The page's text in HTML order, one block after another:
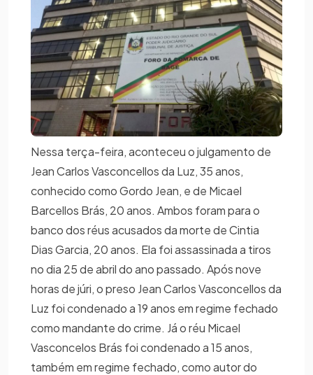
Nessa terça-feira, aconteceu o julgamento de
Jean Carlos Vasconcellos da Luz, 35 anos,
conhecido como Gordo Jean, e de Micael
Barcellos Brás, 20 anos. Ambos foram para o
banco dos réus acusados da morte de Cintia
Dias Garcia, 20 anos. Ela foi assassinada a tiros
no dia 25 de abril do ano passado. Após nove
horas de júri, o preso Jean Carlos Vasconcellos da
Luz foi condenado a 19 anos em regime fechado
como mandante do crime. Já o réu Micael
Vasconcelos Brás foi condenado a 15 anos,
também em regime fechado, como autor do